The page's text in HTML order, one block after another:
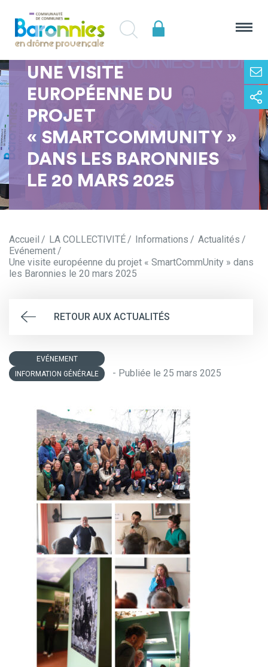
UNE VISITE
EUROPÉENNE DU
PROJET
« SMARTCOMMUNITY »
DANS LES BARONNIES
LE 20 MARS 2025
Accueil LA COLLECTIVITÉ Informations
Actualités
Evénement
Une visite européenne du projet « SmartCommUnity » dans
les Baronnies le 20 mars 2025
RETOUR AUX ACTUALITÉS
EVÉNEMENT
INFORMATION GÉNÉRALE
- Publiée le 25 mars 2025